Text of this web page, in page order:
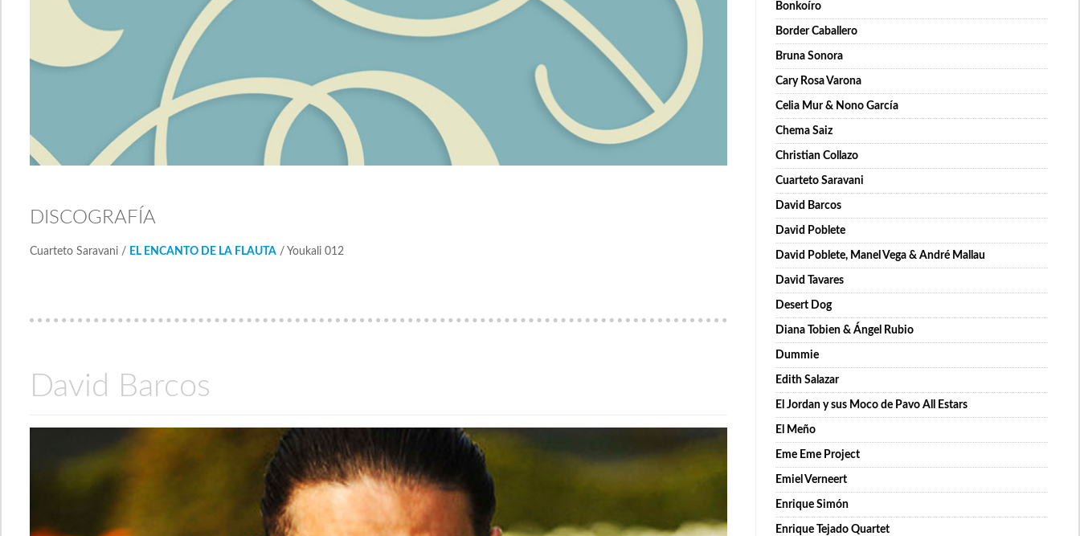
DISCOGRAFÍA
Cuarteto Saravani / EL ENCANTO DE LA FLAUTA / Youkali 012
David Barcos
Bonkoíro
Border Caballero
Bruna Sonora
Cary Rosa Varona
Celia Mur & Nono García
Chema Saiz
Christian Collazo
Cuarteto Saravani
David Barcos
David Poblete
David Poblete, Manel Vega & André Mallau
David Tavares
Desert Dog
Diana Tobien & Ángel Rubio
Dummie
Edith Salazar
El Jordan y sus Moco de Pavo All Estars
El Meño
Eme Eme Project
Emiel Verneert
Enrique Simón
Enrique Tejado Quartet